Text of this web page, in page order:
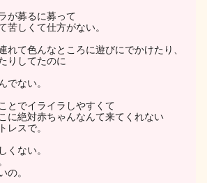
が募るに募って
苦しくて仕方がない。
れて色んなところに遊びにでかけたり、
りしてたのに
でない。
とでイライラしやすくて
に絶対赤ちゃんなんて来てくれない
レスで。
くない。
の。